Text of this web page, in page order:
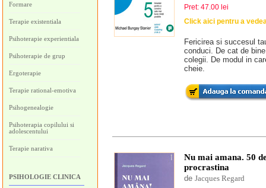
Formare
Terapie existentiala
Psihoterapie experientiala
Psihoterapie de grup
Ergoterapie
Terapie rational-emotiva
Psihogenealogie
Psihoterapia copilului si
adolescentului
Terapie narativa
PSIHOLOGIE CLINICA
Pret: 47.00 lei
Click aici pentru a
Fericirea si succesul
conduci. De cat de
colegii. De modul in
cheie.
Nu mai amana. 50
procrastina
de Jacques Regard